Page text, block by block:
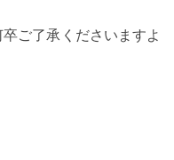
ご了承くださいますよ